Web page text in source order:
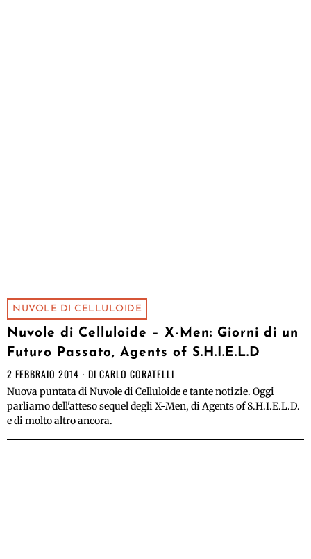
NUVOLE DI CELLULOIDE
Nuvole di Celluloide – X-Men: Giorni di un
Futuro Passato, Agents of S.H.I.E.L.D
2 FEBBRAIO 2014 DI CARLO CORATELLI
Nuova puntata di Nuvole di Celluloide e tante notizie. Oggi
parliamo dell'atteso sequel degli X-Men, di Agents of S.H.I.E.L.D.
e di molto altro ancora.